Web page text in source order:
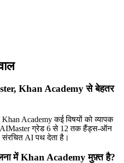
Khan Academy से बेहतर
Academy कई विषयों को व्यापक
ग्रेड 6 से 12 तक हैंड्स-ऑन
AI पथ देता है।
में Khan Academy मुफ़्त है?